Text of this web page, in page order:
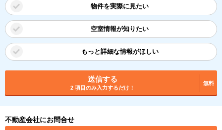
物件を実際に見たい
空室情報が知りたい
もっと詳細な情報がほしい
送信する
2 項目のみ入力するだけ！
無料
不動産会社にお問合せ